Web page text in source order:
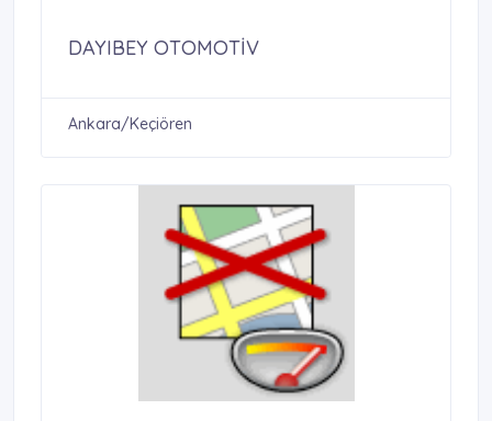
DAYIBEY OTOMOTİV
Ankara/Keçiören